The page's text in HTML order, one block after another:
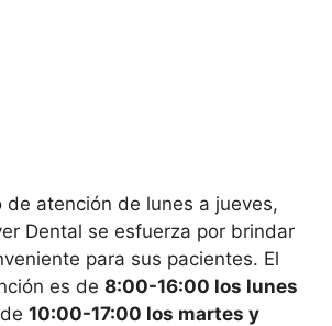
de atención de lunes a jueves,
Dental se esfuerza por brindar
para sus pacientes. El
es de 8:00-16:00 los lunes
10:00-17:00 los martes y